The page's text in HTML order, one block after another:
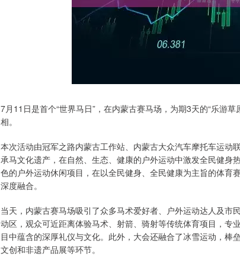
7月11日是首个“世界马日”，在内蒙古赛马场，为期3天的“乐游
相。
本次活动由冠军之路内蒙古工作站、内蒙古大众汽车摩托车运
承马文化遗产，在自然、生态、健康的户外运动中激发全民健
色的户外运动休闲项目，在以全民健身、全民健康为主旨的体
深度融合。
当天，内蒙古赛马场吸引了众多马术爱好者、户外运动达人及
动区，观众可近距离体验马术、射箭、骑射等传统体育项目，
目中蕴含的深厚礼仪与文化。此外，大会还融合了冰雪运动，
文创和非遗产品展等环节。